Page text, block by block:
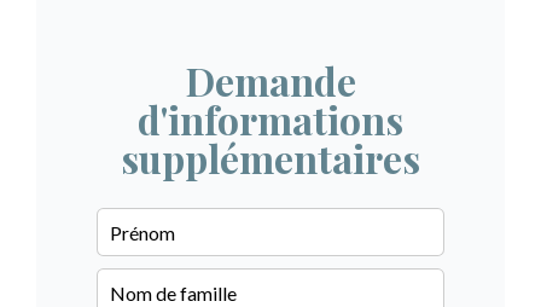
Demande
d'informations
supplémentaires